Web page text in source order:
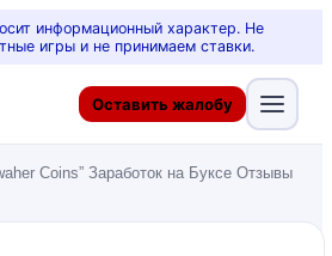
информационный характер. Не
игры и не принимаем ставки.
Оставить жалобу
Coins” Заработок на Буксе Отзывы